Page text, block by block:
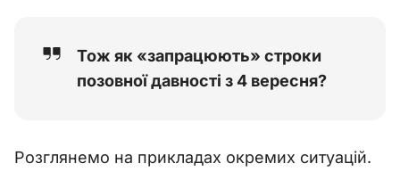
Тож як «запрацюють» строки
позовної давності з 4 вересня?
Розглянемо на прикладах окремих ситуацій.